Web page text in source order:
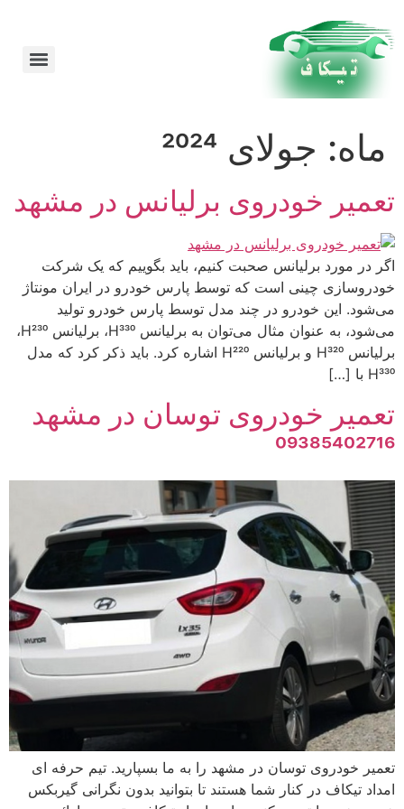
ماه: جولای 2024
تعمیر خودروی برلیانس در مشهد
اگر در مورد برلیانس صحبت کنیم، باید بگوییم که یک شرکت
خودروسازی چینی است که توسط پارس خودرو در ایران مونتاژ
می‌شود. این خودرو در چند مدل توسط پارس خودرو تولید
می‌شود، به عنوان مثال می‌توان به برلیانس H330، برلیانس H230،
برلیانس H320 و برلیانس H220 اشاره کرد. باید ذکر کرد که مدل
H330 با […]
تعمیر خودروی توسان در مشهد
09385402716
تعمیر خودروی توسان در مشهد را به ما بسپارید. تیم حرفه ای
امداد تیکاف در کنار شما هستند تا بتوانید بدون نگرانی گیربکس